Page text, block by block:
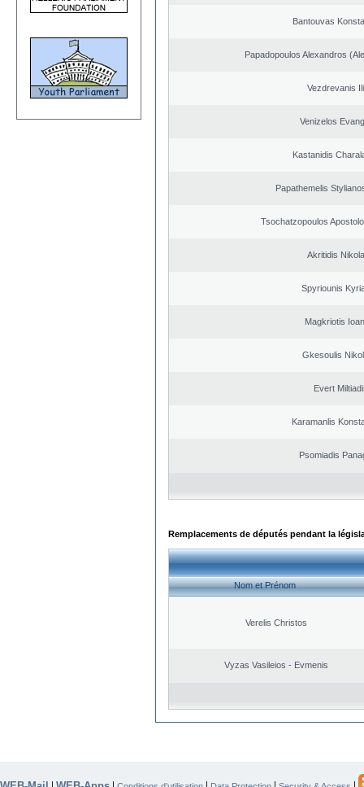
Bantouvas
Papadopoulos Alexandros
Vezdrevanis
Venizelos
Kastanidis
Papathemelis
Tsochatzopoulos
Akritidis
Spyriounis
Magkriotis
Gkesoulis
Evert
Karamanlis
Psomiadis
Remplacements de députés pendant la
Nom et Prénom
Verelis Christos
Vyzas Vasileios - Evmenis
| | | | |